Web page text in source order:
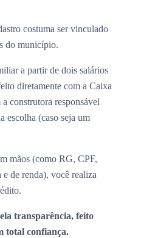
costuma ser vinculado
do município.
a partir de dois salários
diretamente com a Caixa
construtora responsável
escolha (caso seja um
mãos (como RG, CPF,
de renda), você realiza
transparência, feito
total confiança.